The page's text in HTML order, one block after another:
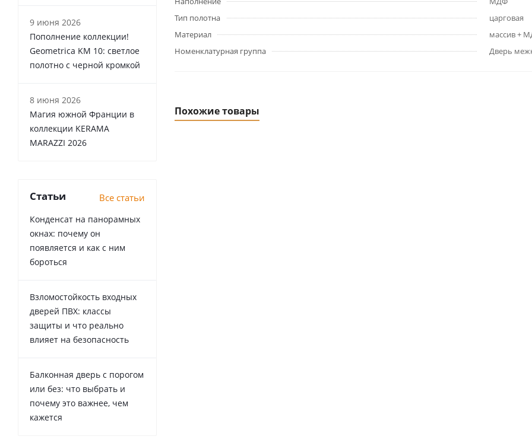
Тип полотна
царговая
Материал
массив +
Номенклатурная группа
Дверь
Похожие товары
9 июня 2026
Пополнение коллекции!
Geometrica KM 10: светлое
полотно с черной кромкой
8 июня 2026
Магия южной Франции в
коллекции KERAMA
MARAZZI 2026
Статьи Все статьи
Конденсат на панорамных
окнах: почему он
появляется и как с ним
бороться
Взломостойкость входных
дверей ПВХ: классы
защиты и что реально
влияет на безопасность
Балконная дверь с порогом
или без: что выбрать и
почему это важнее, чем
кажется